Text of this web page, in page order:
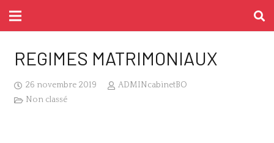
REGIMES MATRIMONIAUX
26 novembre 2019
ADMINcabinetBO
Non classé